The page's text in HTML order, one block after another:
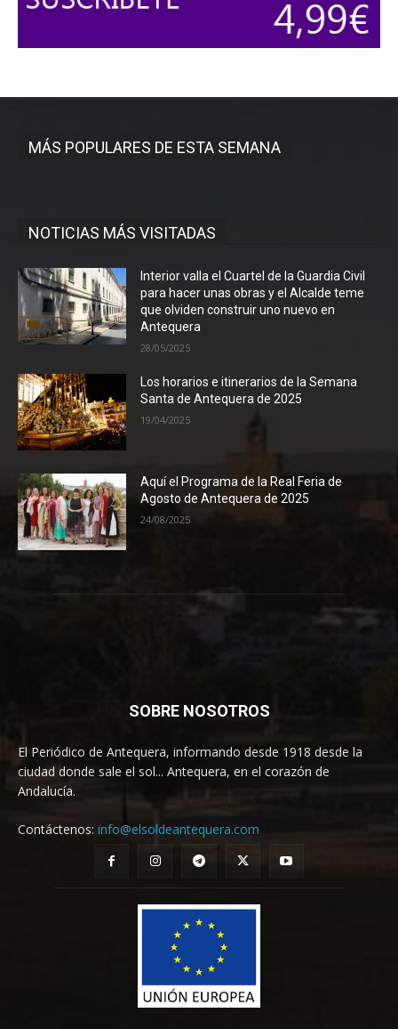
MÁS POPULARES DE ESTA SEMANA
NOTICIAS MÁS VISITADAS
Interior valla el Cuartel de la Guardia Civil
para hacer unas obras y el Alcalde teme
que olviden construir uno nuevo en
Antequera
28/05/2025
Los horarios e itinerarios de la Semana
Santa de Antequera de 2025
19/04/2025
Aquí el Programa de la Real Feria de
Agosto de Antequera de 2025
24/08/2025
SOBRE NOSOTROS
El Periódico de Antequera, informando desde 1918 desde la
ciudad donde sale el sol... Antequera, en el corazón de
Andalucía.
Contáctenos: info@elsoldeantequera.com